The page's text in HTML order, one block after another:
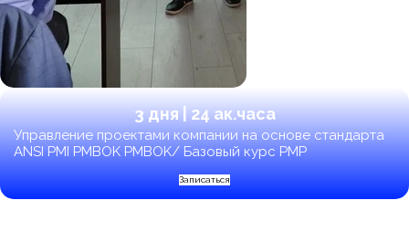
3 дня | 24 ак.часа
Управление проектами компании на основе стандарта
ANSI PMI PMBOK PMBOK/ Базовый курс PMP
Записаться